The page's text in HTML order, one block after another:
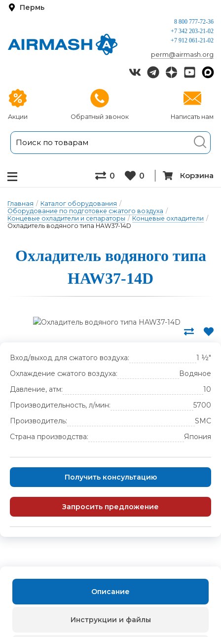
Пермь
Акции Обратный звонок Написать нам
8 800 777-72-36
+7 342 203-21-02
+7 912 061-21-02
perm@airmash.org
0 0 Корзина
Главная / Каталог оборудования /
Оборудование по подготовке сжатого воздуха /
Концевые охладители и сепараторы / Концевые охладители /
Охладитель водяного типа HAW37-14D
Охлади­тель во­дя­но­го ти­па
HAW37-14D
Вход/выход для сжатого воздуха:
1 ½"
Охлаждение сжатого воздуха:
Водяное
Давление, атм:
10
Производительность, л/мин:
5700
Производитель:
SMC
Страна производства:
Япония
Получить консультацию
Запросить предложение
Описание
Инструкции и файлы